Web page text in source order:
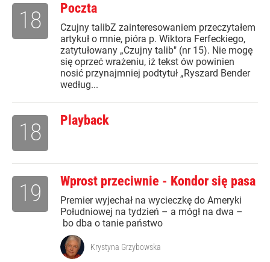
Poczta
Czujny talibZ zainteresowaniem przeczytałem
artykuł o mnie, pióra p. Wiktora Ferfeckiego,
zatytułowany „Czujny talib" (nr 15). Nie mogę
się oprzeć wrażeniu, iż tekst ów powinien
nosić przynajmniej podtytuł „Ryszard Bender
według...
18
Playback
18
Wprost przeciwnie - Kondor się pasa
Premier wyjechał na wycieczkę do Ameryki
Południowej na tydzień – a mógł na dwa –
bo dba o tanie państwo
19
Krystyna Grzybowska